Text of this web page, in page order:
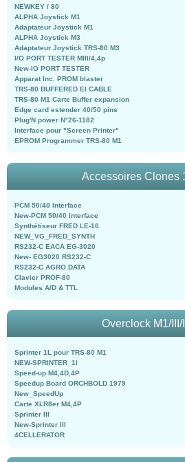
NEWKEY / 80
ALPHA Joystick M1
Adaptateur Joystick M1
ALPHA Joystick M3
Adaptateur Joystick TRS-80 M3
I/O PORT TESTER MIII/4,4p
New-IO PORT TESTER
Apparat Inc. PROM blaster
TRS-80 BUFFERED EI CABLE
TRS-80 M1 Carte Buffer expansion
Edge card estender 40/50 pins
Plug'N power N°26-1182
Interface pour "Screen Printer"
EPROM Programmer TRS-80 M1
Accessoires Clones
PCM 50/40 Interface
New-PCM 50/40 Interface
Synthétiseur FRED LE-16
NEW_VG_FRED_SYNTH
RS232-C EACA EG-3020
New- EG3020 RS232-C
RS232-C AGRO DATA
Clavier PROF-80
Modules A/D & TTL
Overclock M1/III/
Sprinter 1L pour TRS-80 M1
NEW-SPRINTER_1l
Speed-up M4,4D,4P
Speedup Board ORCHBOLD 1979
New_SpeedUp
Carte XLR8er M4,4P
Sprinter III
New-Sprinter III
4CELLERATOR